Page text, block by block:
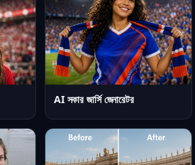
AI সকার জার্সি জেনারেটর